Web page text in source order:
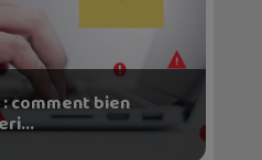
comment bien